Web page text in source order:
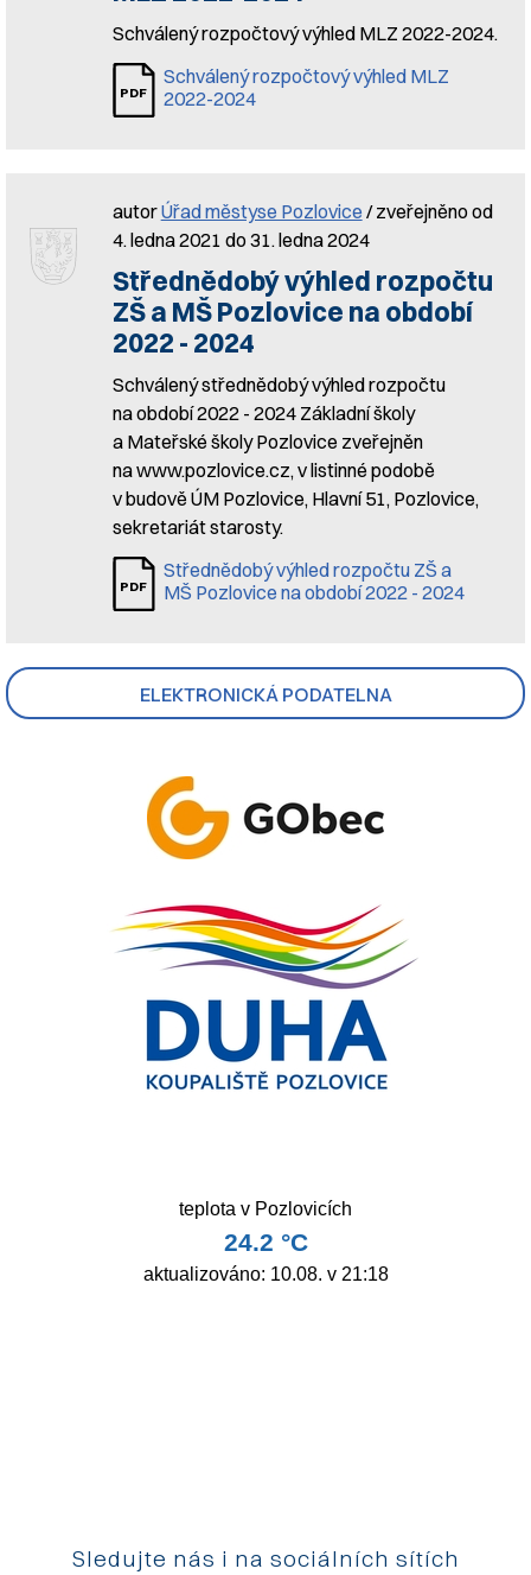
ELEKTRONICKÁ PODATELNA
Schválený rozpočtový výhled MLZ 2022-2024.
Schválený rozpočtový výhled MLZ
2022-2024
autorÚřad městyse Pozlovice / zveřejněno od
4. ledna 2021 do 31. ledna 2024
Střednědobý výhled rozpočtu
ZŠ a MŠ Pozlovice na období
2022 - 2024
Schválený střednědobý výhled rozpočtu
na období 2022 - 2024 Základní školy
a Mateřské školy Pozlovice zveřejněn
na www.pozlovice.cz, v listinné podobě
v budově ÚM Pozlovice, Hlavní 51, Pozlovice,
sekretariát starosty.
Střednědobý výhled rozpočtu ZŠ a
MŠ Pozlovice na období 2022 - 2024
Sledujte nás i na sociálních sítích